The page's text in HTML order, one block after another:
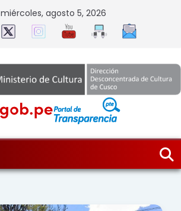
miércoles, agosto 5, 2026